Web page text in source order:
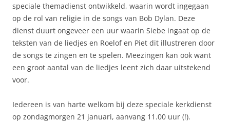
speciale themadienst ontwikkeld, waarin wordt ingegaan
op de rol van religie in de songs van Bob Dylan. Deze
dienst duurt ongeveer een uur waarin Siebe ingaat op de
teksten van de liedjes en Roelof en Piet dit illustreren door
de songs te zingen en te spelen. Meezingen kan ook want
een groot aantal van de liedjes leent zich daar uitstekend
voor.
Iedereen is van harte welkom bij deze speciale kerkdienst
op zondagmorgen 21 januari, aanvang 11.00 uur (!).